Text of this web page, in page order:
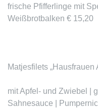
frische Pfifferlinge mit
Weißbrotbalken € 15,20
Matjesfilets „Hausfrauen
mit Apfel- und Zwiebel |
Sahnesauce |